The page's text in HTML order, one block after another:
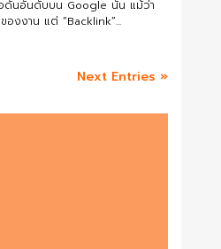
อดันอันดับบน Google นั้น แม้ว่า
องงาน แต่ “Backlink”...
Next Entries »